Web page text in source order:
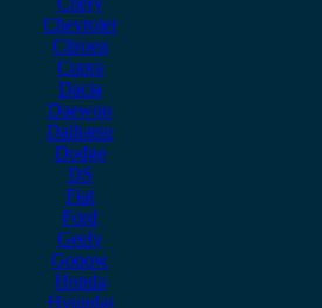
Chevrolet
Citroen
Cupra
Dacia
Daewoo
Daihatsu
Dodge
DS
Fiat
Ford
Geely
Gonow
Honda
Hyundai